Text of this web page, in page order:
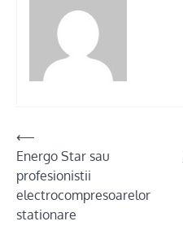
Post
navigation
⟵
Energo Star sau
profesionistii
electrocompresoarelor
stationare